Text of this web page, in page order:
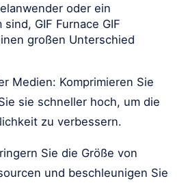
oder ein
GIF Furnace GIF
großen Unterschied
Medien: Komprimieren Sie
sie schneller hoch, um die
zu verbessern.
Sie die Größe von
und beschleunigen Sie